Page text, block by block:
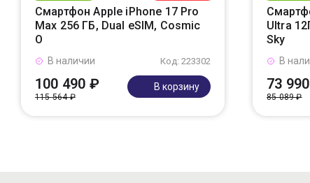
Смартфон Apple iPhone 17 Pro
Max 256 ГБ, Dual eSIM, Cosmic
O
Код: 223302
В наличии
100 490 ₽
115 564 ₽
В корзину
Ultra
Sky
В
73
85 089 ₽